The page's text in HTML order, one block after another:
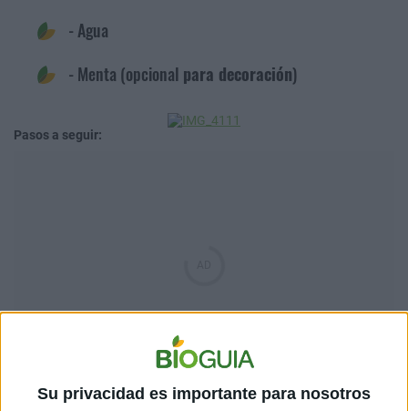
Su privacidad es importante para nosotros
- Agua
- Menta (opcional para decoración)
Pasos a seguir:
1) Poner los plátanos en la licuadora seguido por las bayas